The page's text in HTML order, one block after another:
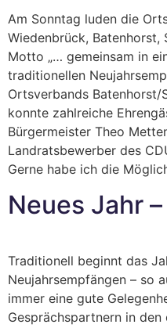
Am Sonntag luden die
Wiedenbrück, Batenhorst,
Motto „… gemeinsam in
traditionellen
Ortsverbands Batenhorst/
konnte zahlreiche
Bürgermeister Theo
Landratsbewerber des
Gerne habe ich die
Neues Jahr
Traditionell beginnt das
Neujahrsempfängen – so
immer eine gute
Gesprächspartnern in